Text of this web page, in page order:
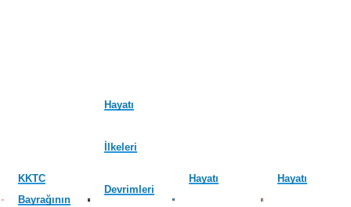
KKTC
Bayrağının
Hayatı
İlkeleri
Devrimleri
Hayatı Hayatı